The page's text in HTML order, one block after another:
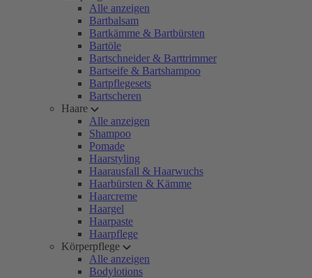
Alle anzeigen
Bartbalsam
Bartkämme & Bartbürsten
Bartöle
Bartschneider & Barttrimmer
Bartseife & Bartshampoo
Bartpflegesets
Bartscheren
Haare
Alle anzeigen
Shampoo
Pomade
Haarstyling
Haarausfall & Haarwuchs
Haarbürsten & Kämme
Haarcreme
Haargel
Haarpaste
Haarpflege
Körperpflege
Alle anzeigen
Bodylotions